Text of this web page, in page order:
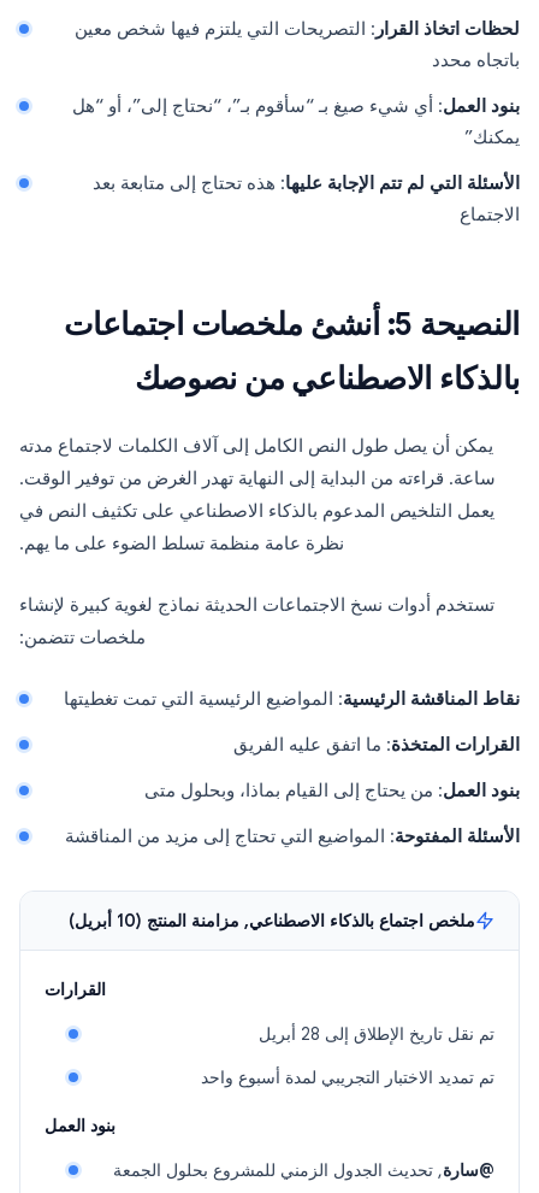
لحظات اتخاذ القرار : التصريحات التي يلتزم فيها شخص معين
باتجاه محدد
بنود العمل: أي شيء صيغ بـ “سأقوم بـ”، “نحتاج إلى”، أو “هل
يمكنك”
الأسئلة التي لم تتم الإجابة عليها: هذه تحتاج إلى متابعة بعد
الاجتماع
النصيحة 5: أنشئ ملخصات اجتماعات
بالذكاء الاصطناعي من نصوصك
يمكن أن يصل طول النص الكامل إلى آلاف الكلمات لاجتماع مدته
ساعة. قراءته من البداية إلى النهاية تهدر الغرض من توفير الوقت.
يعمل التلخيص المدعوم بالذكاء الاصطناعي على تكثيف النص في
نظرة عامة منظمة تسلط الضوء على ما يهم.
تستخدم أدوات نسخ الاجتماعات الحديثة نماذج لغوية كبيرة لإنشاء
ملخصات تتضمن:
نقاط المناقشة الرئيسية: المواضيع الرئيسية التي تمت تغطيتها
القرارات المتخذة: ما اتفق عليه الفريق
بنود العمل: من يحتاج إلى القيام بماذا، وبحلول متى
الأسئلة المفتوحة: المواضيع التي تحتاج إلى مزيد من المناقشة
ملخص اجتماع بالذكاء الاصطناعي, مزامنة المنتج (10 أبريل)
القرارات
تم نقل تاريخ الإطلاق إلى 28 أبريل
تم تمديد الاختبار التجريبي لمدة أسبوع واحد
بنود العمل
@سارة, تحديث الجدول الزمني للمشروع بحلول الجمعة